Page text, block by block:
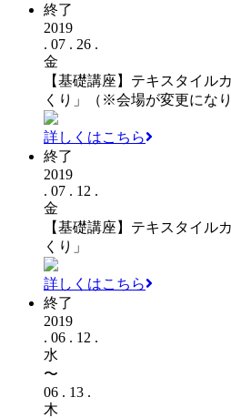
終了
2019
. 07 . 26 .
金
【基礎講座】テキスタイル
くり」（※会場が変更にな
詳しくはこちら
終了
2019
. 07 . 12 .
金
【基礎講座】テキスタイル
くり」
詳しくはこちら
終了
2019
. 06 . 12 .
水
〜
06 . 13 .
木